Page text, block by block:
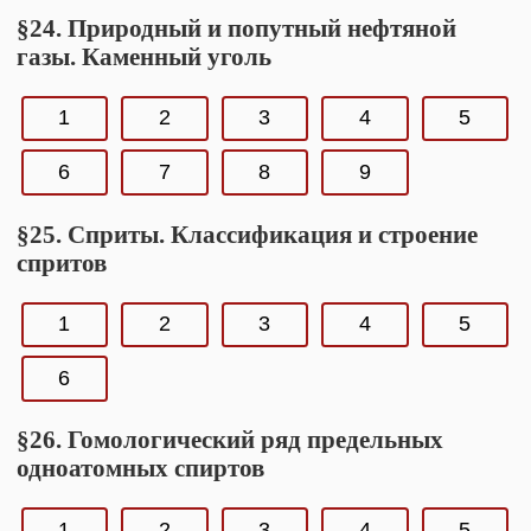
§24. Природный и попутный нефтяной
газы. Каменный уголь
1 2 3 4 5
6 7 8 9
§25. Сприты. Классификация и строение
спритов
1 2 3 4 5
6
§26. Гомологический ряд предельных
одноатомных спиртов